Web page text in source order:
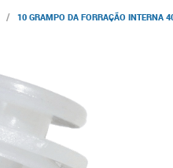
10 GRAMPO DA FORRAÇÃO INTERNA